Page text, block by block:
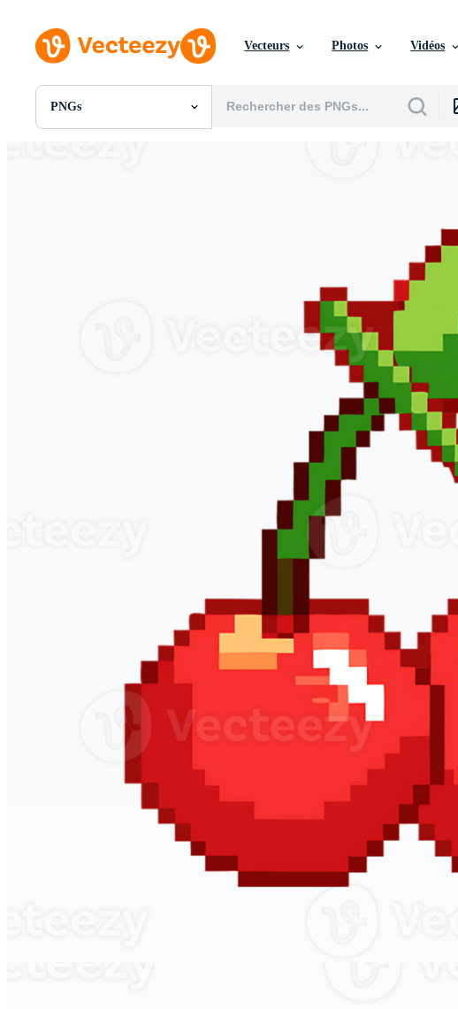
Vecteurs Photos Vidéos
PNGs
Toutes Images